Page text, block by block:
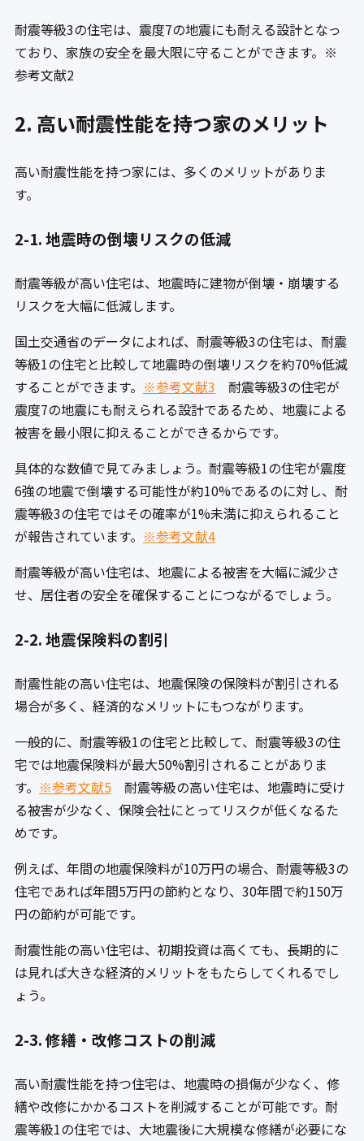
耐震等級3の住宅は、震度7の地震にも耐える設計となっ
ており、家族の安全を最大限に守ることができます。※
参考文献2
2. 高い耐震性能を持つ家のメリット
高い耐震性能を持つ家には、多くのメリットがありま
す。
2-1. 地震時の倒壊リスクの低減
耐震等級が高い住宅は、地震時に建物が倒壊・崩壊する
リスクを大幅に低減します。
国土交通省のデータによれば、耐震等級3の住宅は、耐震
等級1の住宅と比較して地震時の倒壊リスクを約70%低減
することができます。 ※参考文献3 耐震等級3の住宅が
震度7の地震にも耐えられる設計であるため、地震による
被害を最小限に抑えることができるからです。
具体的な数値で見てみましょう。耐震等級1の住宅が震度
6強の地震で倒壊する可能性が約10%であるのに対し、耐
震等級3の住宅ではその確率が1%未満に抑えられること
が報告されています。 ※参考文献4
耐震等級が高い住宅は、地震による被害を大幅に減少さ
せ、居住者の安全を確保することにつながるでしょう。
2-2. 地震保険料の割引
耐震性能の高い住宅は、地震保険の保険料が割引される
場合が多く、経済的なメリットにもつながります。
一般的に、耐震等級1の住宅と比較して、耐震等級3の住
宅では地震保険料が最大50%割引されることがありま
す。 ※参考文献5 耐震等級の高い住宅は、地震時に受け
る被害が少なく、保険会社にとってリスクが低くなるた
めです。
例えば、年間の地震保険料が10万円の場合、耐震等級3の
住宅であれば年間5万円の節約となり、30年間で約150万
円の節約が可能です。
耐震性能の高い住宅は、初期投資は高くても、長期的に
は見れば大きな経済的メリットをもたらしてくれるでし
ょう。
2-3. 修繕・改修コストの削減
高い耐震性能を持つ住宅は、地震時の損傷が少なく、修
繕や改修にかかるコストを削減することが可能です。耐
震等級1の住宅では、大地震後に大規模な修繕が必要にな